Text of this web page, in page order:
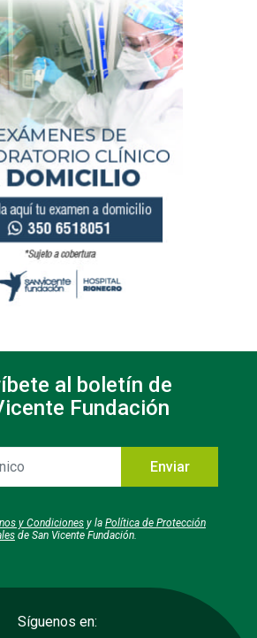
al boletín de
Fundación
y Condiciones y la Política de Protección
de San Vicente Fundación.
Enviar
Síguenos en: